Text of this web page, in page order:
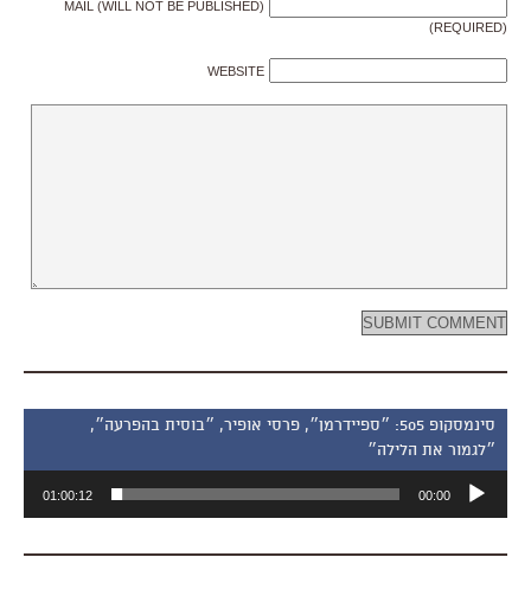
MAIL (WILL NOT BE PUBLISHED)
(REQUIRED)
WEBSITE
סינמסקופ 505: ״ספיידרמן״, פרסי אופיר, ״בוסית בהפרעה״,
״לגמור את הלילה״
אודיו
00:00
01:00:12